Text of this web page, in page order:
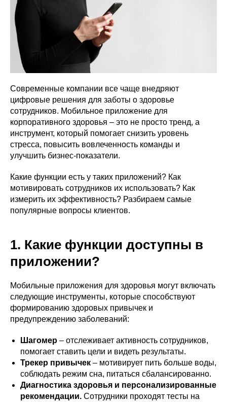
Современные компании все чаще внедряют
цифровые решения для заботы о здоровье
сотрудников. Мобильное приложение для
корпоративного здоровья – это не просто тренд, а
инструмент, который помогает снизить уровень
стресса, повысить вовлеченность команды и
улучшить бизнес-показатели.
Какие функции есть у таких приложений? Как
мотивировать сотрудников их использовать? Как
измерить их эффективность? Разбираем самые
популярные вопросы клиентов.
1. Какие функции доступны в
приложении?
Мобильные приложения для здоровья могут включать
следующие инструменты, которые способствуют
формированию здоровых привычек и
предупреждению заболеваний:
Шагомер – отслеживает активность сотрудников,
помогает ставить цели и видеть результаты.
Трекер привычек – мотивирует пить больше воды,
соблюдать режим сна, питаться сбалансированно.
Диагностика здоровья и персонализированные
рекомендации. Сотрудники проходят тесты на